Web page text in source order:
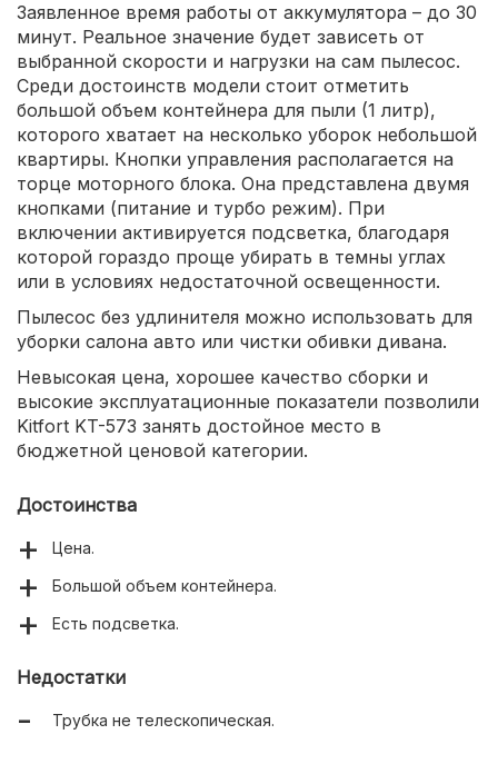
Заявленное время работы от аккумулятора – до 30
минут. Реальное значение будет зависеть от
выбранной скорости и нагрузки на сам пылесос.
Среди достоинств модели стоит отметить
большой объем контейнера для пыли (1 литр),
которого хватает на несколько уборок небольшой
квартиры. Кнопки управления располагается на
торце моторного блока. Она представлена двумя
кнопками (питание и турбо режим). При
включении активируется подсветка, благодаря
которой гораздо проще убирать в темны углах
или в условиях недостаточной освещенности.
Пылесос без удлинителя можно использовать для
уборки салона авто или чистки обивки дивана.
Невысокая цена, хорошее качество сборки и
высокие эксплуатационные показатели позволили
Kitfort KT-573 занять достойное место в
бюджетной ценовой категории.
Достоинства
Цена.
Большой объем контейнера.
Есть подсветка.
Недостатки
Трубка не телескопическая.